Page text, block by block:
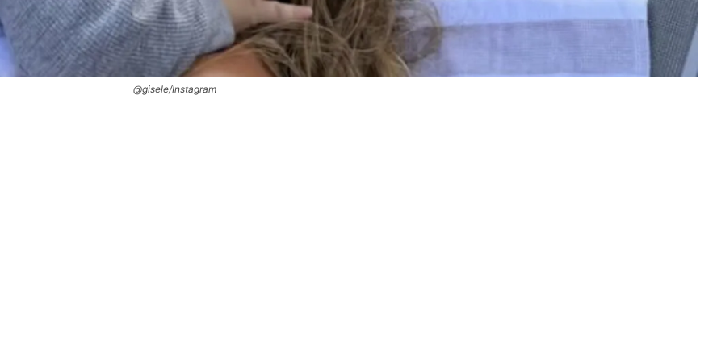
@gisele/Instagram